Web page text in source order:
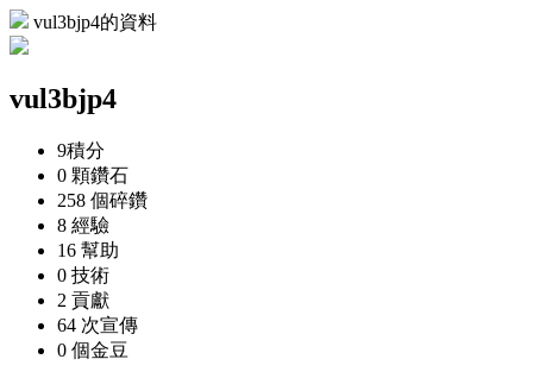
vul3bjp4的資料
vul3bjp4
9積分
0 顆鑽石
258 個碎鑽
8 經驗
16 幫助
0 技術
2 貢獻
64 次宣傳
0 個金豆